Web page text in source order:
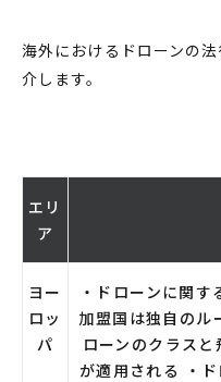
海外における ドローンの
介します。
エリ
ア
ヨー
ロッ
パ
・ドローンに関
加盟国は独自のル
ローンのクラス
が適用される ・